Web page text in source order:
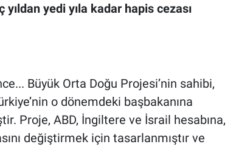
yedi yıla kadar hapis cezası
Büyük Orta Doğu Projesi’nin sahibi,
o dönemdeki başbakanına
Proje, ABD, İngiltere ve İsrail hesabına,
değiştirmek için tasarlanmıştır ve